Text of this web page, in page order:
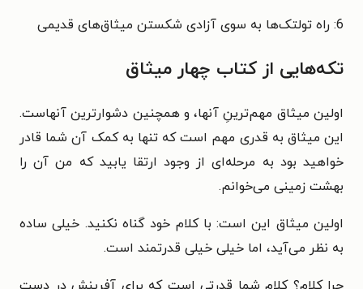
6: راه تولتک‌ها به سوى آزادى شکستن میثاق‌هاى قدیمى
تکه‌هایی از کتاب چهار میثاق
اولین میثاق مهم‌ترینِ آنها، و همچنین دشوارترین آنهاست.
این میثاق به قدری مهم است که تنها به کمک آن شما قادر
خواهید بود به مرحله‌ای از وجود ارتقا یابید که من آن را
بهشت زمینی می‌خوانم.
اولین میثاق این است: با کلام خود گناه نکنید. خیلی ساده
به نظر می‌آید، اما خیلی خیلی قدرتمند است.